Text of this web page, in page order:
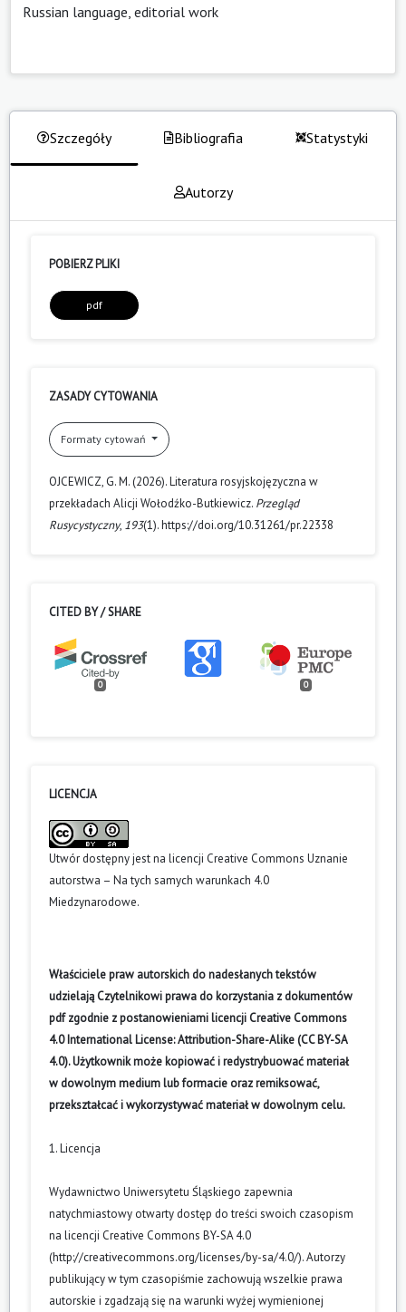
Russian language, editorial work
Szczegóły Bibliografia Statystyki
Autorzy
POBIERZ PLIKI
pdf
ZASADY CYTOWANIA
Formaty cytowań
OJCEWICZ, G. M. (2026). Literatura rosyjskojęzyczna w
przekładach Alicji Wołodźko-Butkiewicz. Przegląd
Rusycystyczny, 193(1). https://doi.org/10.31261/pr.22338
CITED BY / SHARE
0 0
LICENCJA
Utwór dostępny jest na licencji Creative Commons Uznanie
autorstwa – Na tych samych warunkach 4.0
Miedzynarodowe.
Właściciele praw autorskich do nadesłanych tekstów
udzielają Czytelnikowi prawa do korzystania z dokumentów
pdf zgodnie z postanowieniami licencji Creative Commons
4.0 International License: Attribution-Share-Alike (CC BY-SA
4.0). Użytkownik może kopiować i redystrybuować materiał
w dowolnym medium lub formacie oraz remiksować,
przekształcać i wykorzystywać materiał w dowolnym celu.
1. Licencja
Wydawnictwo Uniwersytetu Śląskiego zapewnia
natychmiastowy otwarty dostęp do treści swoich czasopism
na licencji Creative Commons BY-SA 4.0
(http://creativecommons.org/licenses/by-sa/4.0/). Autorzy
publikujący w tym czasopiśmie zachowują wszelkie prawa
autorskie i zgadzają się na warunki wyżej wymienionej